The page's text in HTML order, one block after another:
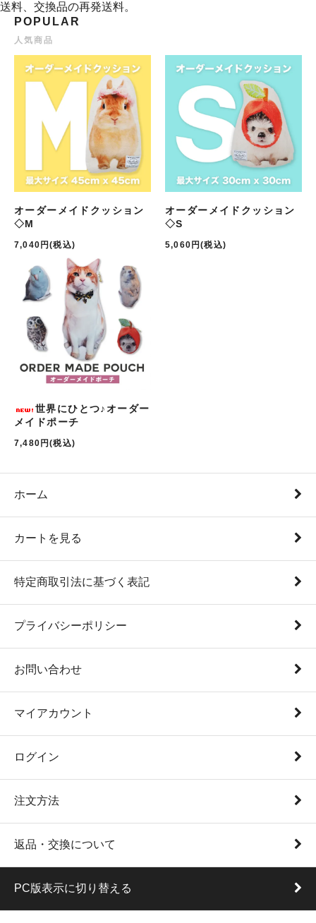
送料、交換品の再発送料。
POPULAR
人気商品
オーダーメイドクッション
◇M
7,040円(税込)
オーダーメイドクッション
◇S
5,060円(税込)
世界にひとつ♪オーダー
メイドポーチ
7,480円(税込)
ホーム
カートを見る
特定商取引法に基づく表記
プライバシーポリシー
お問い合わせ
マイアカウント
ログイン
注文方法
返品・交換について
PC版表示に切り替える